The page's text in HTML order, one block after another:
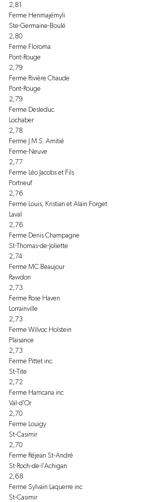
2,81
Ferme Henmajémyli
Ste-Germaine-Boulé
2,80
Ferme Floroma
Pont-Rouge
2,79
Ferme Rivière Chaude
Pont-Rouge
2,79
Ferme Desleduc
Lochaber
2,78
Ferme J.M.S. Amitié
Ferme-Neuve
2,77
Ferme Léo Jacobs et Fils
Portneuf
2,76
Ferme Louis, Kristian et Alain Forget
Laval
2,76
Ferme Denis Champagne
St-Thomas-de-Joliette
2,74
Ferme MC Beaujour
Rawdon
2,73
Ferme Rose Haven
Lorrainville
2,73
Ferme Wilvoc Holstein
Plaisance
2,73
Ferme Pittet inc.
St-Tite
2,72
Ferme Harricana inc
Val-d'Or
2,70
Ferme Louigy
St-Casimir
2,70
Ferme Réjean St-André
St-Roch-de-l'Achigan
2,68
Ferme Sylvain Laquerre inc
St-Casimir